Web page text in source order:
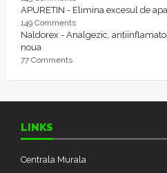
APURETIN - Elimina excesul de
149 Comments
Naldorex - Analgezic,
noua
77 Comments
LINKS
Centrala Murala